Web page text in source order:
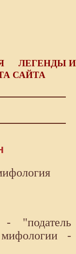
ЛЕГЕНДЫ И
САЙТА
- "податель
-